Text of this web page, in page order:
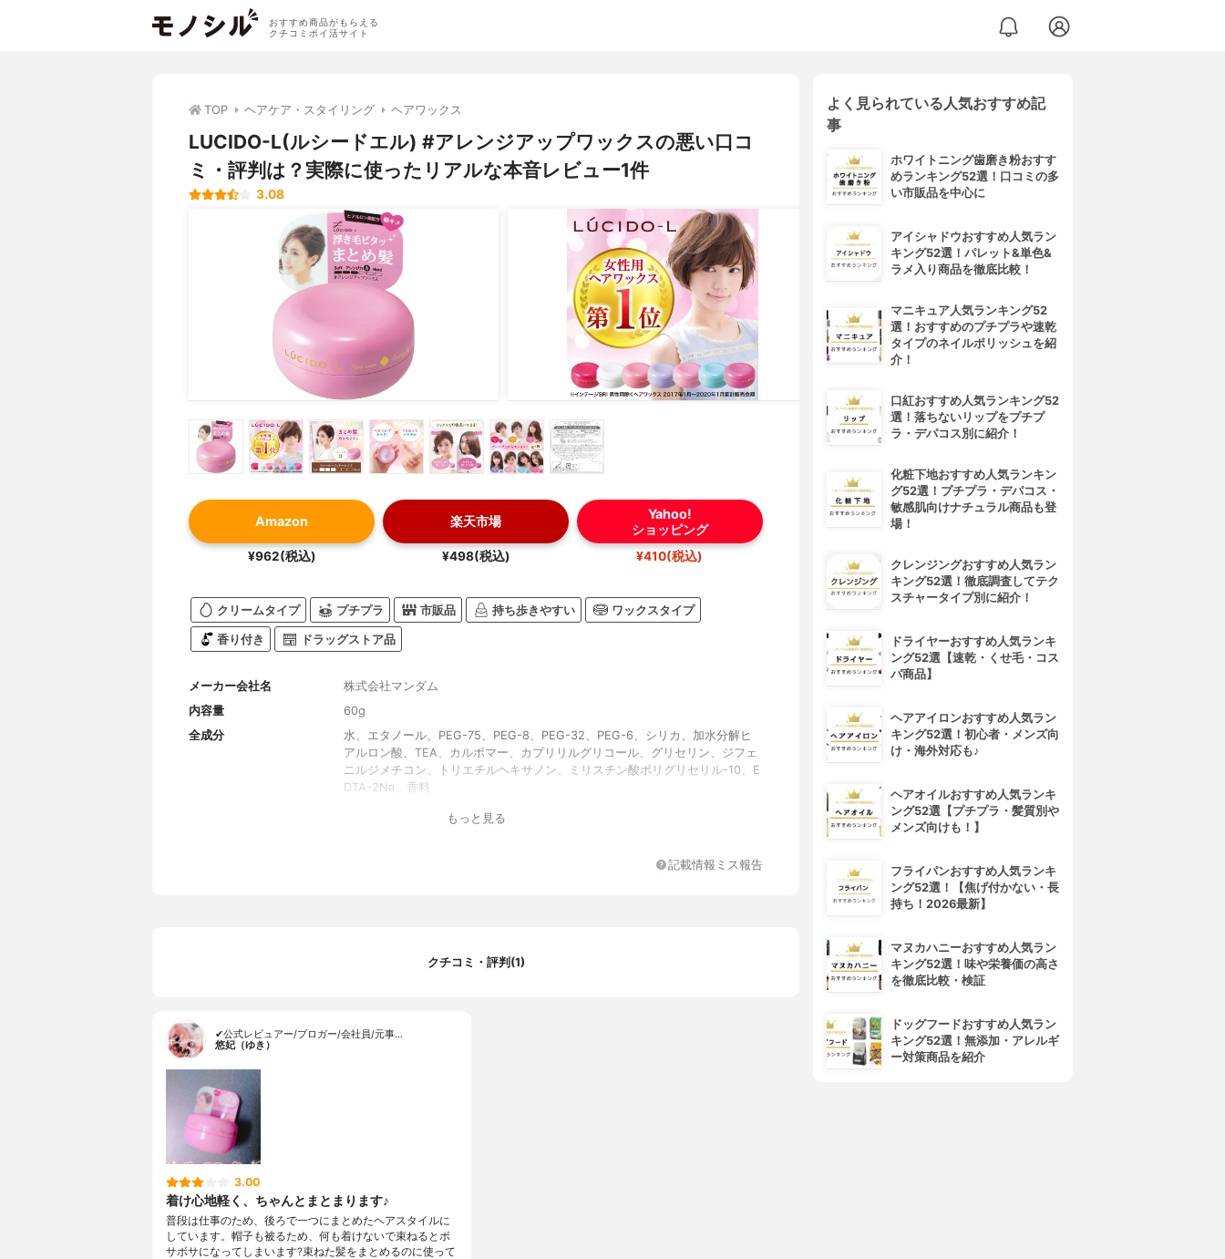
おすすめ商品がもらえる
クチコミポイ活サイト
TOP ヘアケア・スタイリング ヘアワックス
LUCIDO-L(ルシードエル) #アレンジアップワックスの悪い口コ
ミ・評判は？実際に使ったリアルな本音レビュー1件
3.08
Amazon
¥962(税込)
楽天市場
¥498(税込)
Yahoo!
ショッピング
¥410(税込)
クリームタイプ プチプラ 市販品 持ち歩きやすい ワックスタイプ
香り付き ドラッグストア品
メーカー会社名
株式会社マンダム
内容量
60g
全成分
水、エタノール、PEG-75、PEG-8、PEG-32、PEG-6、シリカ、加水分解ヒ
アルロン酸、TEA、カルポマー、カプリリルグリコール、グリセリン、ジフェ
ニルジメチコン、トリエチルヘキサノン、ミリスチン酸ポリグリセリル-10、E
DTA-2Na、香料
もっと見る
記載情報ミス報告
クチコミ・評判(1)
✔公式レビュアー/ブロガー/会社員/元事…
悠妃（ゆき）
3.00
着け心地軽く、ちゃんとまとまります♪
普段は仕事のため、後ろで一つにまとめたヘアスタイルに
しています。帽子も被るため、何も着けないで束ねるとボ
サボサになってしまいます?束ねた髪をまとめるのに使って
よく見られている人気おすすめ記
事
ホワイトニング歯磨き粉おすす
めランキング52選！口コミの多
い市販品を中心に
アイシャドウおすすめ人気ラン
キング52選！パレット&単色&
ラメ入り商品を徹底比較！
マニキュア人気ランキング52
選！おすすめのプチプラや速乾
タイプのネイルポリッシュを紹
介！
口紅おすすめ人気ランキング52
選！落ちないリップをプチプ
ラ・デパコス別に紹介！
化粧下地おすすめ人気ランキン
グ52選！プチプラ・デパコス・
敏感肌向けナチュラル商品も登
場！
クレンジングおすすめ人気ラン
キング52選！徹底調査してテク
スチャータイプ別に紹介！
ドライヤーおすすめ人気ランキ
ング52選【速乾・くせ毛・コス
パ商品】
ヘアアイロンおすすめ人気ラン
キング52選！初心者・メンズ向
け・海外対応も♪
ヘアオイルおすすめ人気ランキ
ング52選【プチプラ・髪質別や
メンズ向けも！】
フライパンおすすめ人気ランキ
ング52選！【焦げ付かない・長
持ち！2026最新】
マヌカハニーおすすめ人気ラン
キング52選！味や栄養価の高さ
を徹底比較・検証
ドッグフードおすすめ人気ラン
キング52選！無添加・アレルギ
ー対策商品を紹介